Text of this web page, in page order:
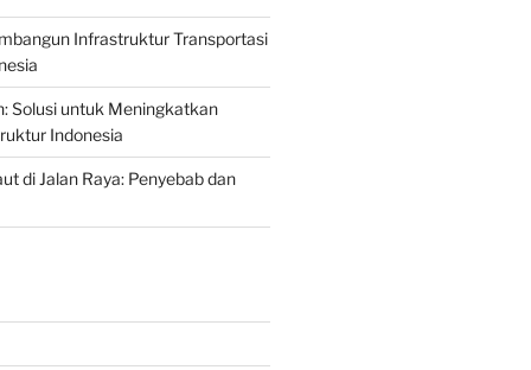
Infrastruktur Transportasi
Solusi untuk Meningkatkan
Indonesia
di Jalan Raya: Penyebab dan